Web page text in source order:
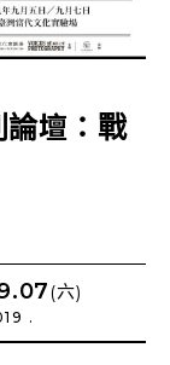
壇：戰
(六)
.